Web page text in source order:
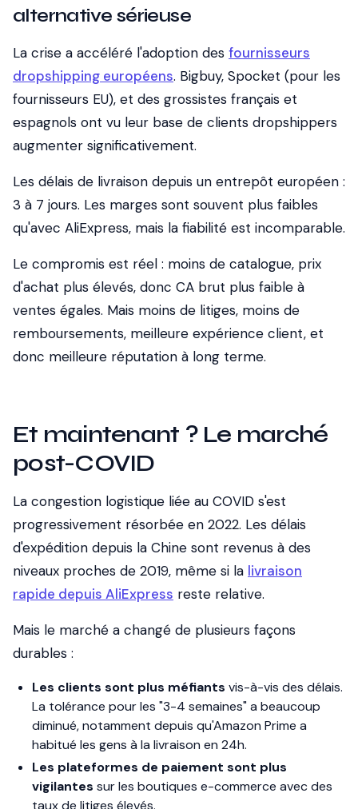
alternative sérieuse
La crise a accéléré l'adoption des fournisseurs
dropshipping européens. Bigbuy, Spocket (pour les
fournisseurs EU), et des grossistes français et
espagnols ont vu leur base de clients dropshippers
augmenter significativement.
Les délais de livraison depuis un entrepôt européen :
3 à 7 jours. Les marges sont souvent plus faibles
qu'avec AliExpress, mais la fiabilité est incomparable.
Le compromis est réel : moins de catalogue, prix
d'achat plus élevés, donc CA brut plus faible à
ventes égales. Mais moins de litiges, moins de
remboursements, meilleure expérience client, et
donc meilleure réputation à long terme.
Et maintenant ? Le marché
post-COVID
La congestion logistique liée au COVID s'est
progressivement résorbée en 2022. Les délais
d'expédition depuis la Chine sont revenus à des
niveaux proches de 2019, même si la livraison
rapide depuis AliExpress reste relative.
Mais le marché a changé de plusieurs façons
durables :
Les clients sont plus méfiants vis-à-vis des délais.
La tolérance pour les "3-4 semaines" a beaucoup
diminué, notamment depuis qu'Amazon Prime a
habitué les gens à la livraison en 24h.
Les plateformes de paiement sont plus
vigilantes sur les boutiques e-commerce avec des
taux de litiges élevés.